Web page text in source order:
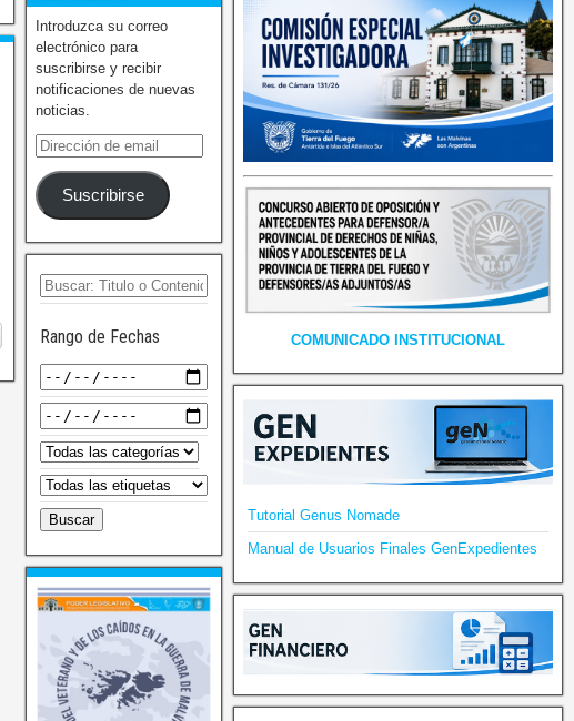
Introduzca su correo
electrónico para
suscribirse y recibir
notificaciones de nuevas
noticias.
Suscribirse
Rango de Fechas COMUNICADO INSTITUCIONAL
Tutorial Genus Nomade
Manual de Usuarios Finales GenExpedientes